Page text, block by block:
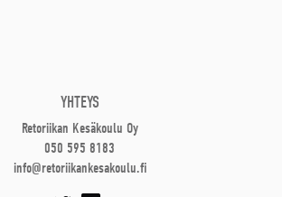
YHTEYS
Retoriikan Kesäkoulu Oy
050 595 8183
info@retoriikankesakoulu.fi